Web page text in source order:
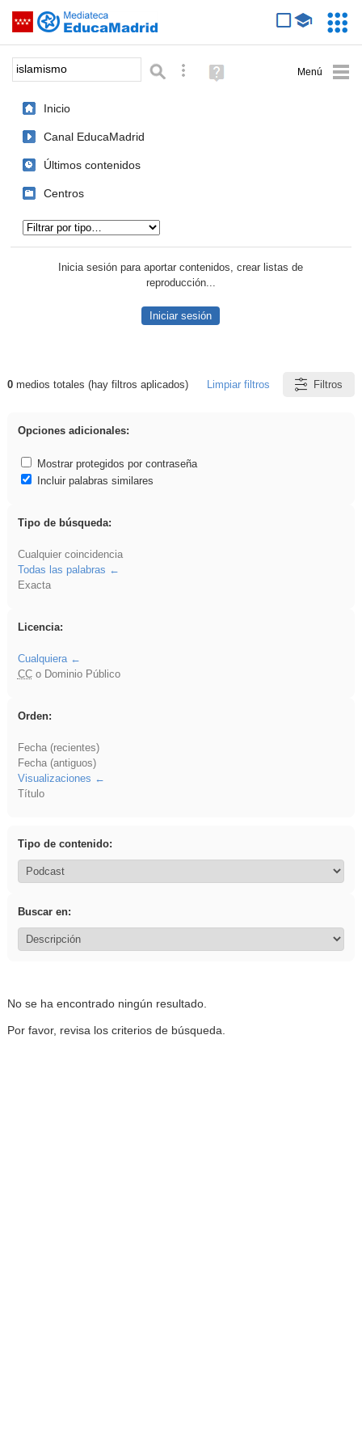
Saltar navegación
Palabra o frase: Búsqueda avanzada
Ayuda
(en
Inicio
Canal EducaMadrid
Últimos contenidos
Centros
Inicia sesión para aportar contenidos, crear listas de
reproducción...
Iniciar sesión
Resultados de: islamismo
0medios totales (hay filtros aplicados) Limpiar filtros Filtros
Opciones adicionales:
Mostrar protegidos por contraseña
Incluir palabras similares
Tipo de búsqueda:
Cualquier coincidencia
Todas las palabras
Exacta
Licencia:
Cualquiera
CCo Dominio Público
Orden:
Fecha (recientes)
Fecha (antiguos)
Visualizaciones
Título
Tipo de contenido:
Buscar en:
No se ha encontrado ningún resultado.
Por favor, revisa los criterios de búsqueda.